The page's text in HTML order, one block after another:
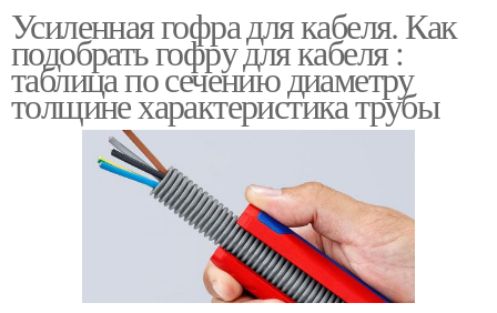
Усиленная гофра для кабеля. Как
подобрать гофру для кабеля :
таблица по сечению диаметру
толщине характеристика трубы